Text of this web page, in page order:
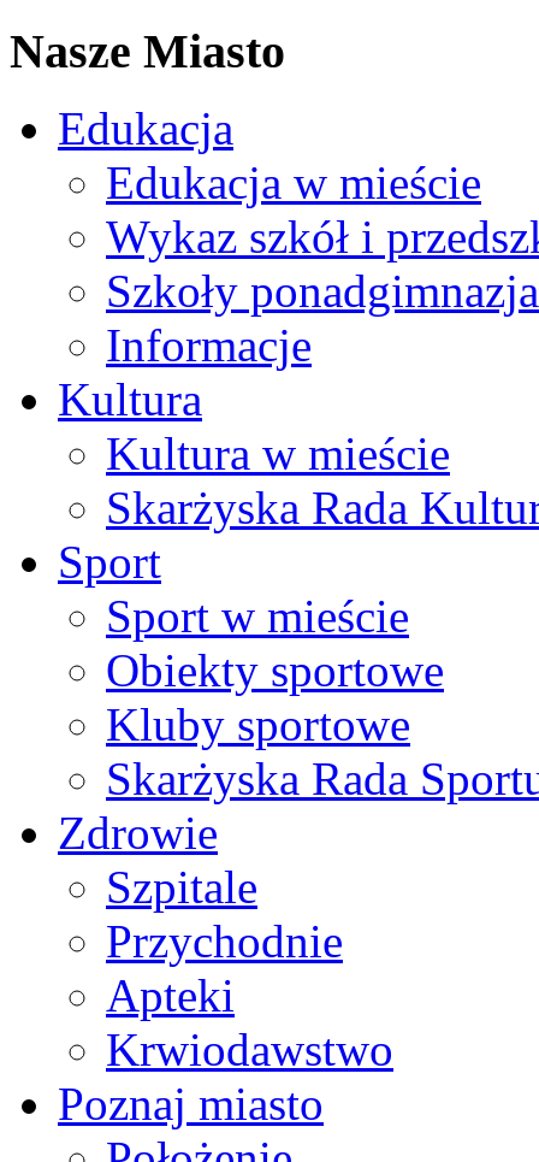
Nasze Miasto
Edukacja
Edukacja w mieście
Wykaz szkół i
Szkoły
Informacje
Kultura
Kultura w mieście
Skarżyska Rada
Sport
Sport w mieście
Obiekty sportowe
Kluby sportowe
Skarżyska Rada
Zdrowie
Szpitale
Przychodnie
Apteki
Krwiodawstwo
Poznaj miasto